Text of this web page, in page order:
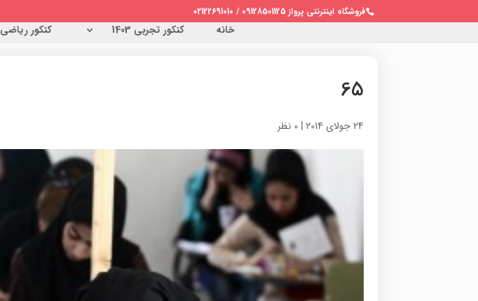
فروشگاه اینترنتی پرواز 09128501125 / 02122691010
خانه کنکور تجربی 1403 کنکور ریاضی 1403
65
24 جولای 2014 | 0 نظر